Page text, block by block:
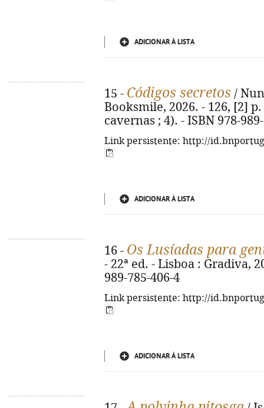
ADICIONAR À LISTA
15 - Códigos secretos /
Booksmile, 2026. - 126, [2]
cavernas ; 4). - ISBN 978-
Link persistente: http://
ADICIONAR À LISTA
16 - Os Lusíadas para
- 22ª ed. - Lisboa : Gradiva,
989-785-406-4
Link persistente: http://
ADICIONAR À LISTA